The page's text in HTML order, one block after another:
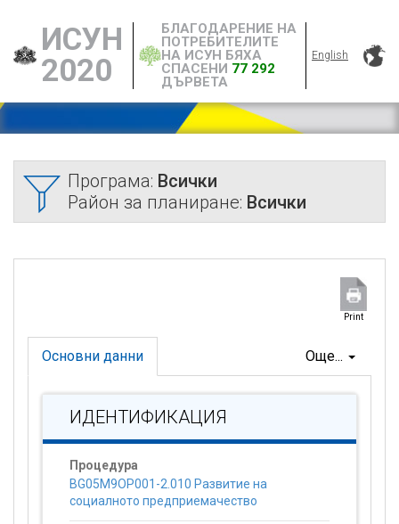
ИСУН
2020
БЛАГОДАРЕНИЕ НА
ПОТРЕБИТЕЛИТЕ
НА ИСУН БЯХА
СПАСЕНИ 77 292
ДЪРВЕТА
English
Програма: Всички
Район за планиране: Всички
Print
Още...
Основни данни
ИДЕНТИФИКАЦИЯ
Процедура
BG05M9OP001-2.010 Развитие на
социалното предприемачество